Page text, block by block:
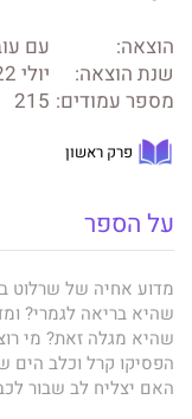
הוצאה:
עם
שנת הוצאה:
יולי 2022
מספר עמודים: 215
פרק ראשון
על הספר
שהיא בריאה לגמרי?
שהיא מגלה זאת? מי
הפסיקו קרל וכלב הים
האם יצליח לב שבור